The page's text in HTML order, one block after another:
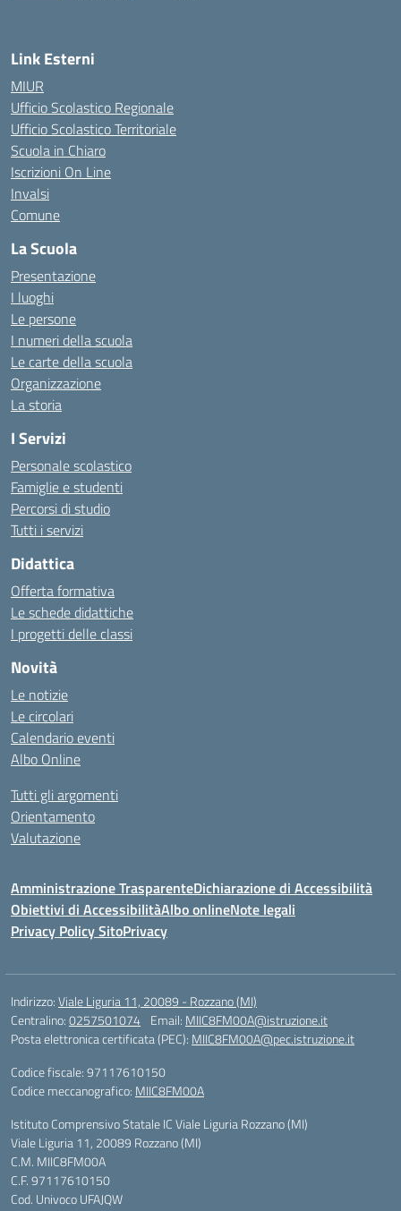
Link Esterni
MIUR
Ufficio Scolastico Regionale
Ufficio Scolastico Territoriale
Scuola in Chiaro
Iscrizioni On Line
Invalsi
Comune
La Scuola
Presentazione
I luoghi
Le persone
I numeri della scuola
Le carte della scuola
Organizzazione
La storia
I Servizi
Personale scolastico
Famiglie e studenti
Percorsi di studio
Tutti i servizi
Didattica
Offerta formativa
Le schede didattiche
I progetti delle classi
Novità
Le notizie
Le circolari
Calendario eventi
Albo Online
Tutti gli argomenti
Orientamento
Valutazione
Amministrazione TrasparenteDichiarazione di Accessibilità
Obiettivi di AccessibilitàAlbo onlineNote legali
Privacy Policy SitoPrivacy
Indirizzo:Viale Liguria 11, 20089 - Rozzano (MI)
Centralino:0257501074 Email: MIIC8FM00A@istruzione.it
Posta elettronica certificata (PEC): MIIC8FM00A@pec.istruzione.it
Codice fiscale: 97117610150
Codice meccanografico: MIIC8FM00A
Istituto Comprensivo Statale IC Viale Liguria Rozzano (MI)
Viale Liguria 11, 20089 Rozzano (MI)
C.M. MIIC8FM00A
C.F. 97117610150
Cod. Univoco UFAJQW